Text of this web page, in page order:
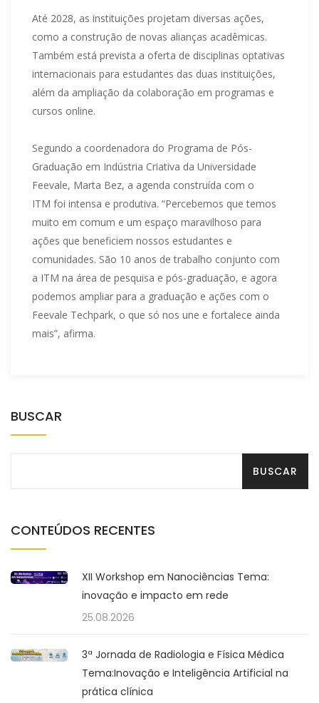
Até 2028, as instituições projetam diversas ações,
como a construção de novas alianças acadêmicas.
Também está prevista a oferta de disciplinas optativas
internacionais para estudantes das duas instituições,
além da ampliação da colaboração em programas e
cursos online.
Segundo a coordenadora do Programa de Pós-
Graduação em Indústria Criativa da Universidade
Feevale, Marta Bez, a agenda construída com o
ITM foi intensa e produtiva. “Percebemos que temos
muito em comum e um espaço maravilhoso para
ações que beneficiem nossos estudantes e
comunidades. São 10 anos de trabalho conjunto com
a ITM na área de pesquisa e pós-graduação, e agora
podemos ampliar para a graduação e ações com o
Feevale Techpark, o que só nos une e fortalece ainda
mais”, afirma.
BUSCAR
CONTEÚDOS RECENTES
XII Workshop em Nanociências Tema:
inovação e impacto em rede
25.08.2026
3ª Jornada de Radiologia e Física Médica
Tema:Inovação e Inteligência Artificial na
prática clínica